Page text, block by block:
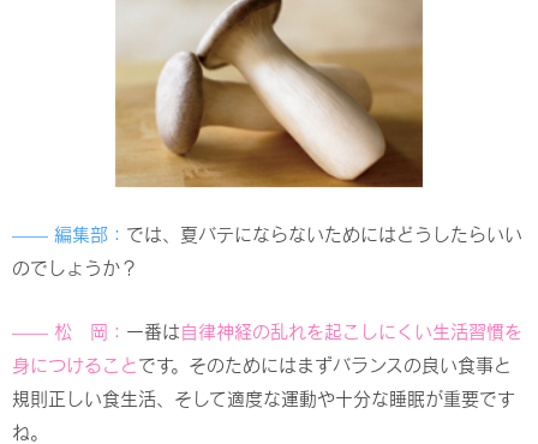
—— 編集部： では、夏バテにならないためにはどうしたらいい
のでしょうか？
—— 松 岡： 一番は自律神経の乱れを起こしにくい生活習慣を
身につけることです。そのためにはまずバランスの良い食事と
規則正しい食生活、そして適度な運動や十分な睡眠が重要です
ね。